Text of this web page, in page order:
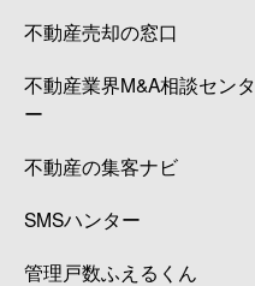
不動産売却の窓口
不動産業界M&A相談センタ
ー
不動産の集客ナビ
SMSハンター
管理戸数ふえるくん